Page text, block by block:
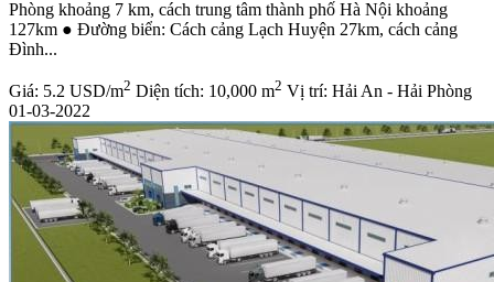
Phòng khoảng 7 km, cách trung tâm thành phố Hà Nội khoảng
127km ● Đường biển: Cách cảng Lạch Huyện 27km, cách cảng
Đình...
Giá: 5.2 USD/m2 Diện tích: 10,000 m2 Vị trí: Hải An - Hải Phòng
01-03-2022